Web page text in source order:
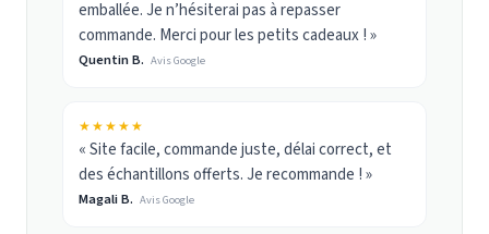
emballée. Je n’hésiterai pas à repasser
commande. Merci pour les petits cadeaux ! »
Quentin B. Avis Google
★★★★★
« Site facile, commande juste, délai correct, et
des échantillons offerts. Je recommande ! »
Magali B. Avis Google